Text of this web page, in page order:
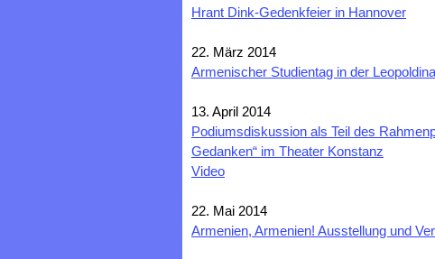
Hrant Dink-Gedenkfeier in Hannover
22. März 2014
Armenischer Studientag in der
13. April 2014
Podiumsdiskussion als Teil des
Gedanken“ im Theater Konstanz
Video
22. Mai 2014
Armenien, Armenien! Ausstellung und